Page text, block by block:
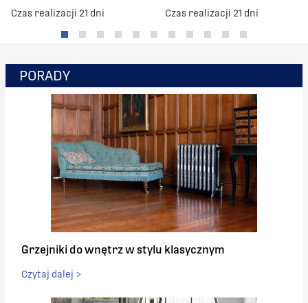
Czas realizacji 21 dni Czas realizacji 21 dni
PORADY
Grzejniki do wnętrz w stylu klasycznym
Czytaj dalej >